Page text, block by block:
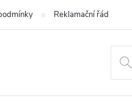
Reklamační řád